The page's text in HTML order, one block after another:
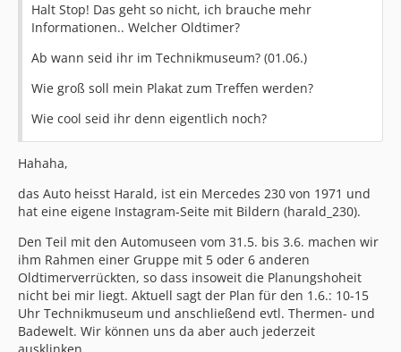
Halt Stop! Das geht so nicht, ich brauche mehr
Informationen.. Welcher Oldtimer?
Ab wann seid ihr im Technikmuseum? (01.06.)
Wie groß soll mein Plakat zum Treffen werden?
Wie cool seid ihr denn eigentlich noch?
Hahaha,
das Auto heisst Harald, ist ein Mercedes 230 von 1971 und
hat eine eigene Instagram-Seite mit Bildern (harald_230).
Den Teil mit den Automuseen vom 31.5. bis 3.6. machen wir
ihm Rahmen einer Gruppe mit 5 oder 6 anderen
Oldtimerverrückten, so dass insoweit die Planungshoheit
nicht bei mir liegt. Aktuell sagt der Plan für den 1.6.: 10-15
Uhr Technikmuseum und anschließend evtl. Thermen- und
Badewelt. Wir können uns da aber auch jederzeit